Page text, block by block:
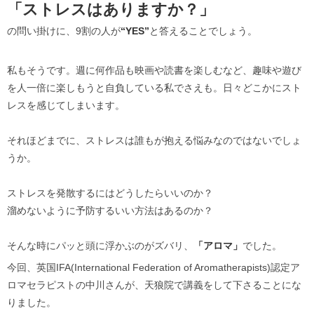
「ストレスはありますか？」
の問い掛けに、9割の人が“YES”と答えることでしょう。
私もそうです。週に何作品も映画や読書を楽しむなど、趣味や遊び
を人一倍に楽しもうと自負している私でさえも。日々どこかにスト
レスを感じてしまいます。
それほどまでに、ストレスは誰もが抱える悩みなのではないでしょ
うか。
ストレスを発散するにはどうしたらいいのか？
溜めないように予防するいい方法はあるのか？
そんな時にパッと頭に浮かぶのがズバリ、 「アロマ」 でした。
今回、英国IFA(International Federation of Aromatherapists)認定ア
ロマセラピストの中川さんが、天狼院で講義をして下さることにな
りました。